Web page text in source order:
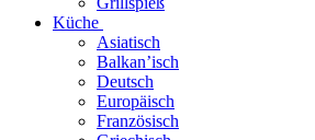
Küche
Asiatisch
Balkan’isch
Deutsch
Europäisch
Französisch